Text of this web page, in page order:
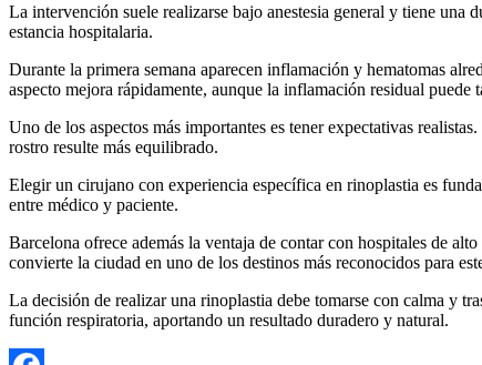
La intervención suele realizarse bajo anestesia general y tiene una
estancia hospitalaria.
Durante la primera semana aparecen inflamación y hematomas
aspecto mejora rápidamente, aunque la inflamación residual puede
Uno de los aspectos más importantes es tener expectativas
rostro resulte más equilibrado.
Elegir un cirujano con experiencia específica en rinoplastia es
entre médico y paciente.
Barcelona ofrece además la ventaja de contar con hospitales de
convierte la ciudad en uno de los destinos más reconocidos para
La decisión de realizar una rinoplastia debe tomarse con calma y
función respiratoria, aportando un resultado duradero y natural.